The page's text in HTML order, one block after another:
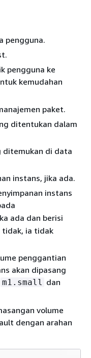
pengguna.
pengguna ke
kemudahan
paket.
ditentukan dalam
ditemukan di data
instans, jika ada.
instans
ada dan berisi
tidak, ia tidak
penggantian
akan dipasang
m1.small dan
volume
dengan arahan